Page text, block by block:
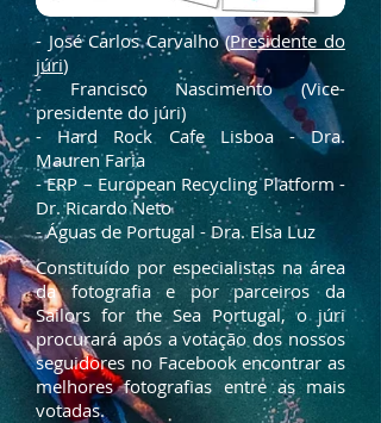
- José Carlos Carvalho (Presidente do
júri)
- Francisco Nascimento (Vice-
presidente do júri)
- Hard Rock Cafe Lisboa - Dra.
Mauren Faria
- ERP – European Recycling Platform -
Dr. Ricardo Neto
- Águas de Portugal - Dra. Elsa Luz
Constituído por especialistas na área
da fotografia e por parceiros da
Sailors for the Sea Portugal, o júri
procurará após a votação dos nossos
seguidores no Facebook encontrar as
melhores fotografias entre as mais
votadas.